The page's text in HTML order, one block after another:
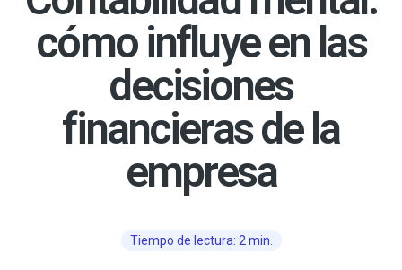
cómo influye en las
decisiones
financieras de la
empresa
Tiempo de lectura: 2 min.